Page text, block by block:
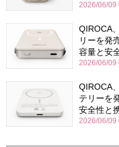
2026/06/09
QIROCA
リーを発
容量と安
2026/06/09
QIROCA
テリーを
安全性と
2026/06/09